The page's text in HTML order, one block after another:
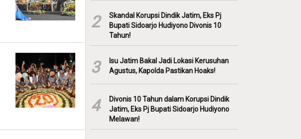
2
Skandal Korupsi Dindik Jatim, Eks Pj
Bupati Sidoarjo Hudiyono Divonis 10
Tahun!
3
Isu Jatim Bakal Jadi Lokasi Kerusuhan
Agustus, Kapolda Pastikan Hoaks!
4
Divonis 10 Tahun dalam Korupsi Dindik
Jatim, Eks Pj Bupati Sidoarjo Hudiyono
Melawan!